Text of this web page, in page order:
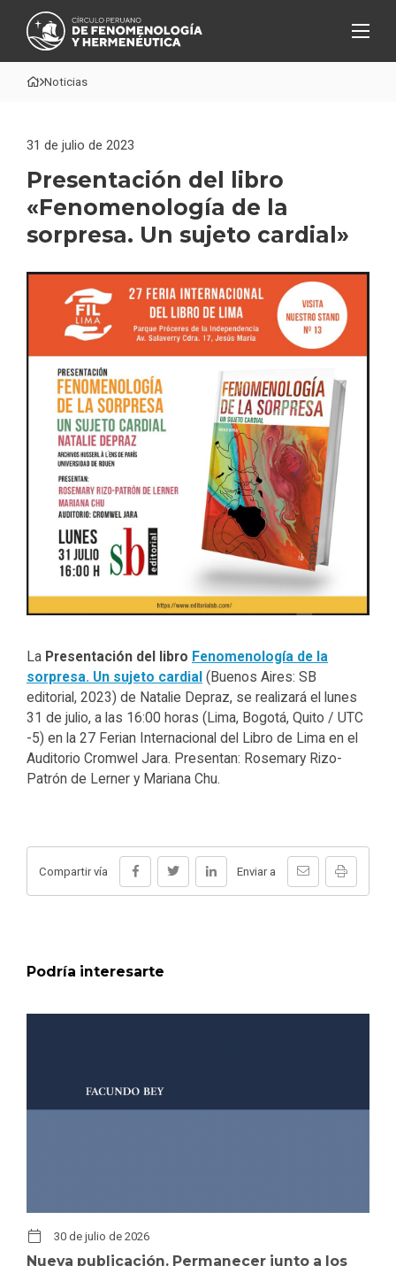
Noticias
31 de julio de 2023
Presentación del libro
«Fenomenología de la
sorpresa. Un sujeto cardial»
La Presentación del libro Fenomenología de la
sorpresa. Un sujeto cardial (Buenos Aires: SB
editorial, 2023) de Natalie Depraz, se realizará el lunes
31 de julio, a las 16:00 horas (Lima, Bogotá, Quito / UTC
-5) en la 27 Ferian Internacional del Libro de Lima en el
Auditorio Cromwel Jara. Presentan: Rosemary Rizo-
Patrón de Lerner y Mariana Chu.
Compartir vía Enviar a
Podría interesarte
30 de julio de 2026
Nueva publicación. Permanecer junto a los